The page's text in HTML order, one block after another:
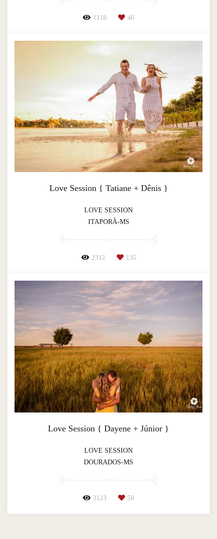
1118 46
Love Session { Tatiane + Dênis }
LOVE SESSION
ITAPORÂ-MS
2312 135
Love Session { Dayene + Júnior }
LOVE SESSION
DOURADOS-MS
3123 50